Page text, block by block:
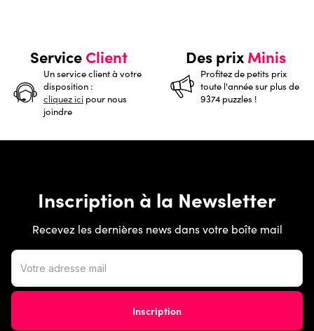
ServiceClient
Un service client à votre
disposition :
cliquez ici pour nous
joindre
Des prixMinis
Profitez de petits prix
toute l'année sur plus de
9374 puzzles !
Inscription à la Newsletter
Recevez les dernières news dans votre boîte mail